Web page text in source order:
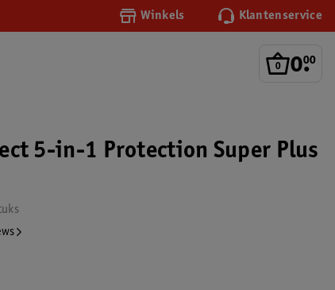
Winkels Klantenservice
0.
00
5-in-1 Protection Super Plus